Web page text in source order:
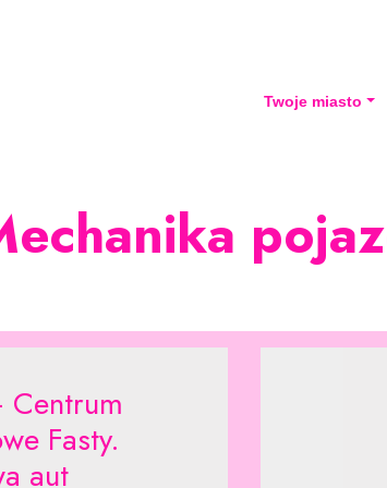
Twoje miasto
Centrum
Fasty.
aut